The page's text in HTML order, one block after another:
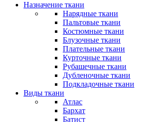
Назначение ткани
Нарядные ткани
Пальтовые ткани
Костюмные ткани
Блузочные ткани
Плательные ткани
Курточные ткани
Рубашечные ткани
Дубленочные ткани
Подкладочные ткани
Виды ткани
Атлас
Бархат
Батист